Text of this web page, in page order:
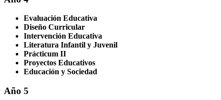
Evaluación Educativa
Diseño Curricular
Intervención Educativa
Literatura Infantil y Juvenil
Prácticum II
Proyectos Educativos
Educación y Sociedad
Año 5